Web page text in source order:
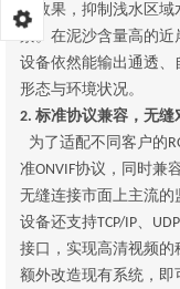
像效果，抑制浅水区
景。在泥沙含量高的
设备依然能输出通透
形态与环境状况。
2. 标准协议兼容，无缝
为了适配不同客户的
准ONVIF协议，同时兼
无缝连接市面上主流的
设备还支持TCP/IP、 UDP
接口，实现高清视频
额外改造现有系统，即